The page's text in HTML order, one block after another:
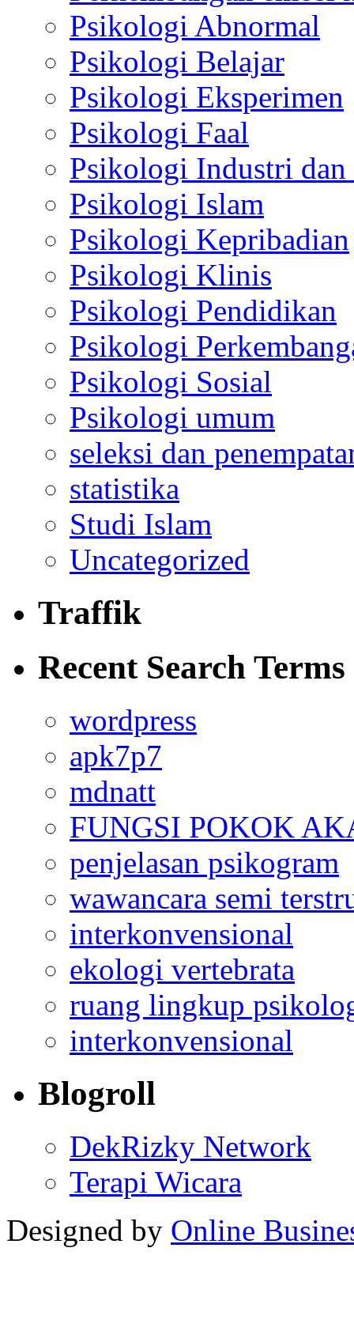
Psikologi Abnormal
Psikologi Belajar
Psikologi Eksperimen
Psikologi Faal
Psikologi Industri dan
Psikologi Islam
Psikologi Kepribadian
Psikologi Klinis
Psikologi Pendidikan
Psikologi
Psikologi Sosial
Psikologi umum
seleksi dan
statistika
Studi Islam
Uncategorized
Traffik
Recent Search Terms
wordpress
apk7p7
mdnatt
FUNGSI POKOK
penjelasan psikogram
wawancara semi
interkonvensional
ekologi vertebrata
ruang lingkup
interkonvensional
Blogroll
DekRizky Network
Terapi Wicara
Designed by Online